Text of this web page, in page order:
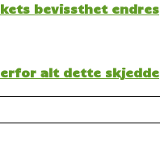
bevissthet endres
alt dette skjedde